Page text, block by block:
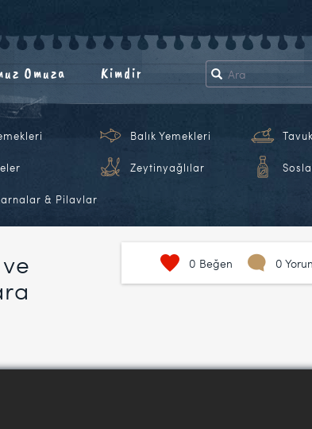
Omuza Kimdir
Balık Yemekleri
Zeytinyağlılar
& Pilavlar
0 Beğen 0